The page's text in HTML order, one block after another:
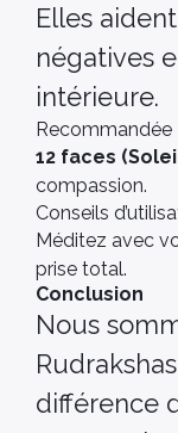
Elles
négatives
intérieure.
Recommandée
12 faces
compassion.
Conseils
Méditez avec
prise total.
Conclusion
Nous
différence